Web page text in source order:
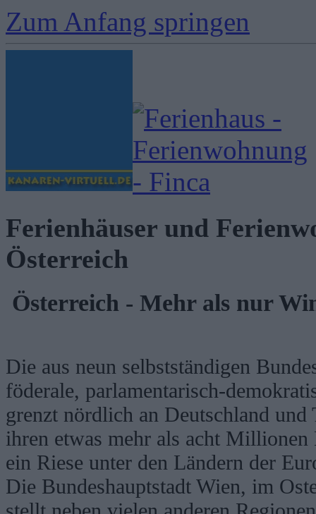
Zum Anfang springen
Ferienhäuser und
Österreich
Österreich - Mehr als nur
Die aus neun selbstständigen
föderale, parlamentarisch-
grenzt nördlich an Deutschland und
ihren etwas mehr als acht
ein Riese unter den Ländern der
Die Bundeshauptstadt Wien, im